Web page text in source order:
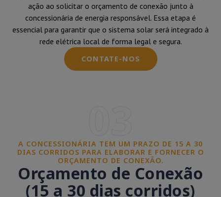
ação ao solicitar o orçamento de conexão junto à
concessionária de energia responsável. Essa etapa é
essencial para garantir que o sistema solar será integrado à
rede elétrica local de forma legal e segura.
CONTATE-NOS
A CONCESSIONÁRIA TEM UM PRAZO DE 15 A 30
DIAS CORRIDOS PARA ELABORAR E FORNECER O
ORÇAMENTO DE CONEXÃO.
Orçamento de Conexão
(15 a 30 dias corridos)